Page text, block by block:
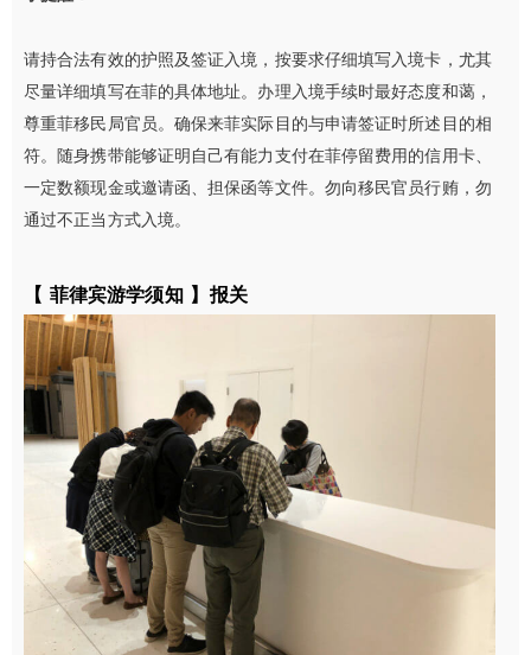
请持合法有效的护照及签证入境，按要求仔细填写入境卡，尤其
尽量详细填写在菲的具体地址。办理入境手续时最好态度和蔼，
尊重菲移民局官员。确保来菲实际目的与申请签证时所述目的相
符。随身携带能够证明自己有能力支付在菲停留费用的信用卡、
一定数额现金或邀请函、担保函等文件。勿向移民官员行贿，勿
通过不正当方式入境。
【 菲律宾游学须知 】 报关